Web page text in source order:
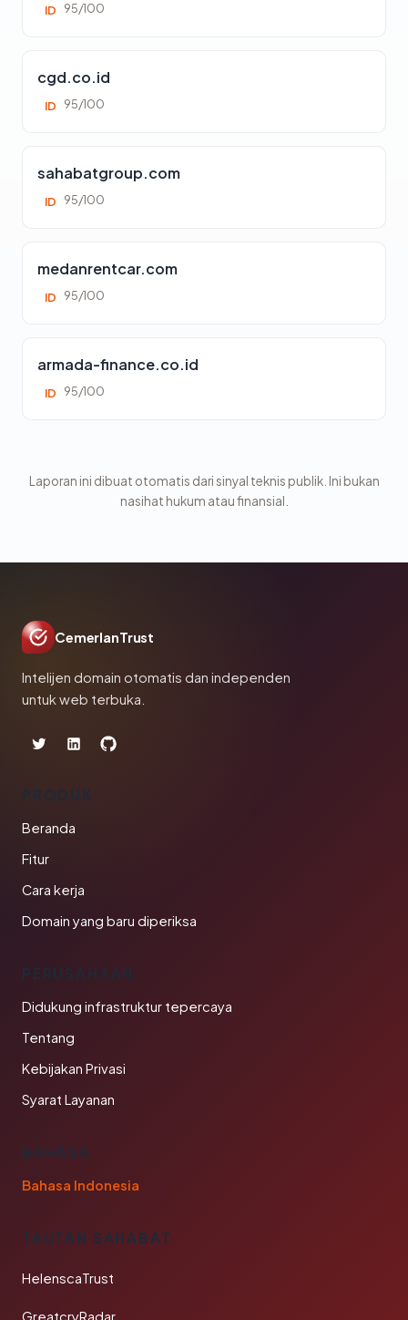
ID 95/100
cgd.co.id
ID 95/100
sahabatgroup.com
ID 95/100
medanrentcar.com
ID 95/100
armada-finance.co.id
ID 95/100
Laporan ini dibuat otomatis dari sinyal teknis publik. Ini bukan
nasihat hukum atau finansial.
CemerlanTrust
Intelijen domain otomatis dan independen
untuk web terbuka.
PRODUK
Beranda
Fitur
Cara kerja
Domain yang baru diperiksa
PERUSAHAAN
Didukung infrastruktur tepercaya
Tentang
Kebijakan Privasi
Syarat Layanan
BAHASA
Bahasa Indonesia
TAUTAN SAHABAT
HelenscaTrust
GreatcryRadar